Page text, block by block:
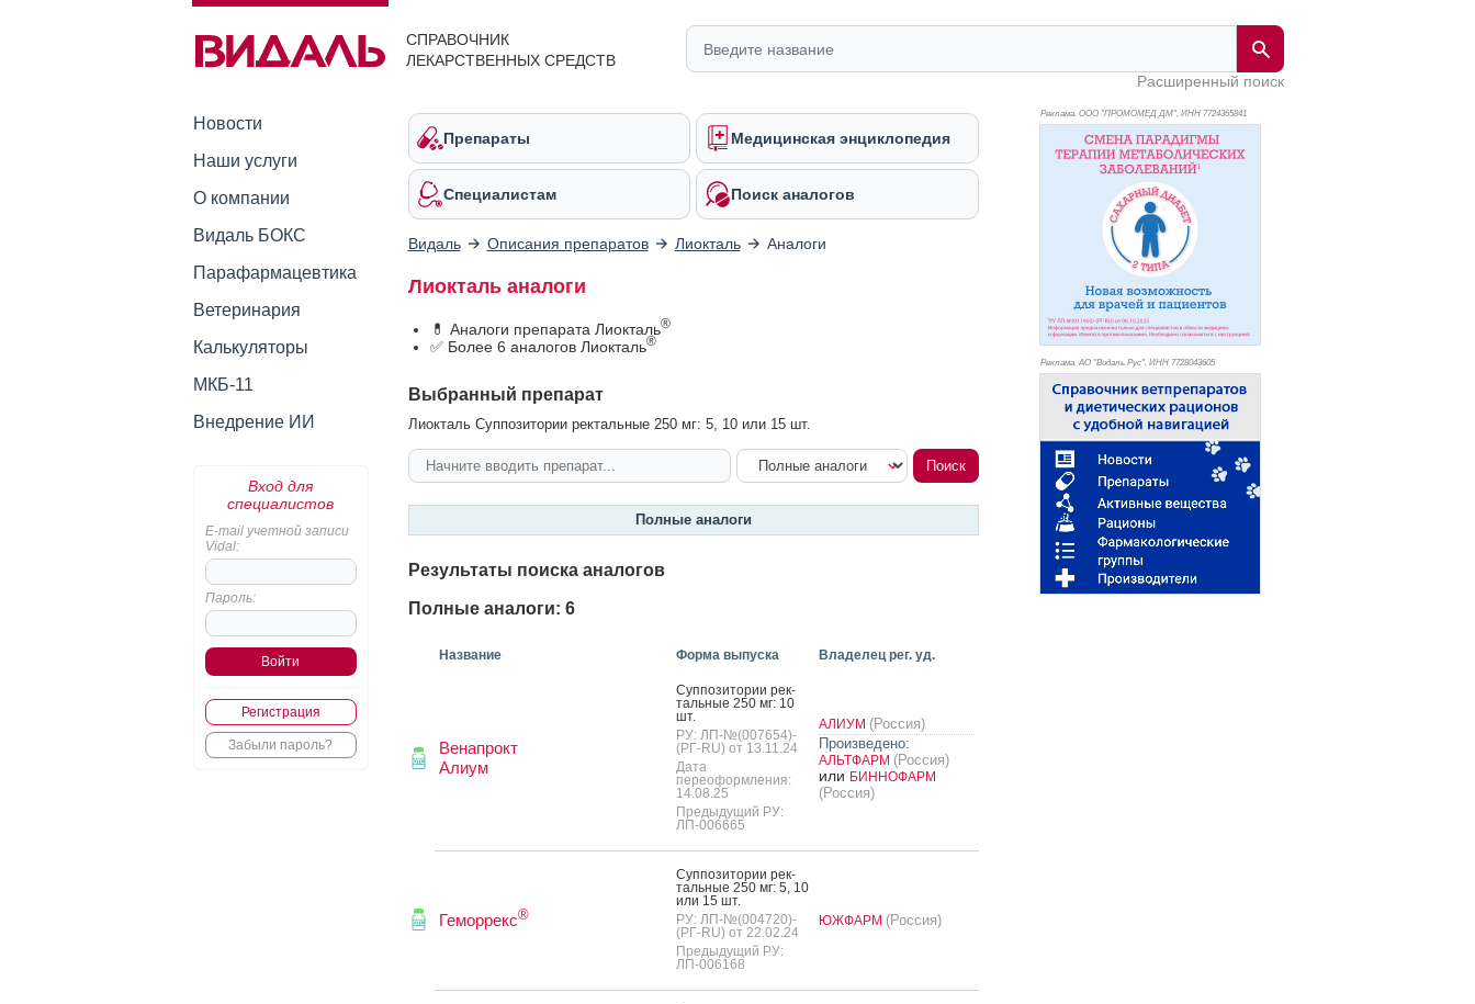
СПРАВОЧНИК
ЛЕКАРСТВЕННЫХ СРЕДСТВ
Расширенный поиск
Новости
Наши услуги
О компании
Видаль БОКС
Парафармацевтика
Ветеринария
Калькуляторы
МКБ-11
Внедрение ИИ
Вход для
специалистов
E-mail учетной записи
Vidal:
Пароль:
Регистрация
Забыли пароль?
Препараты Медицинская энциклопедия
Специалистам Поиск аналогов
Видаль Описания препаратов Лиокталь Аналоги
Лиокталь аналоги
💊 Аналоги препарата Лиокталь®
✅ Более 6 аналогов Лиокталь®
Выбранный препарат
Лиокталь Суппозитории ректальные 250 мг: 5, 10 или 15 шт.
Полные аналоги
Результаты поиска аналогов
Полные аналоги: 6
Название Форма выпуска Владелец рег. уд.
Венапрокт
Алиум
Суп­по­зито­рии рек­
таль­ные 250 мг: 10
шт.
РУ: ЛП-№(007654)-
(РГ-RU) от 13.11.24
Дата
переоформления:
14.08.25
Предыдущий РУ:
ЛП-006665
АЛИУМ (Россия)
Произведено:
АЛЬТФАРМ (Россия)
или БИННОФАРМ
(Россия)
Геморрекс®
Суп­по­зито­рии рек­
таль­ные 250 мг: 5, 10
или 15 шт.
РУ: ЛП-№(004720)-
(РГ-RU) от 22.02.24
Предыдущий РУ:
ЛП-006168
ЮЖФАРМ (Россия)
Реклама. ООО "ПРОМОМЕД ДМ", ИНН 7724365841
Реклама. АО "Видаль Рус", ИНН 7728043605